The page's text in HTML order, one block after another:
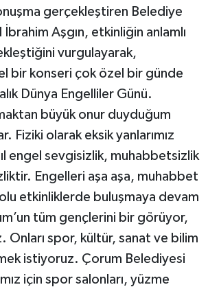
gerçekleştiren Belediye
İbrahim Aşgın, etkinliğin anlamlı
vurgulayarak,
bir konseri çok özel bir günde
Dünya Engelliler Günü.
büyük onur duyduğum
Fiziki olarak eksik yanlarımız
engel sevgisizlik, muhabbetsizlik
Engelleri aşa aşa, muhabbet
etkinliklerde buluşmaya devam
tüm gençlerini bir görüyor,
Onları spor, kültür, sanat ve bilim
istiyoruz. Çorum Belediyesi
için spor salonları, yüzme